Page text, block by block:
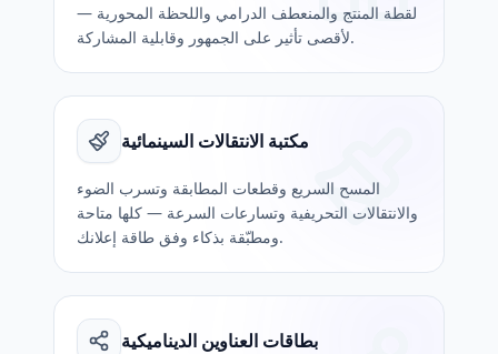
لقطة المنتج والمنعطف الدرامي واللحظة المحورية —
لأقصى تأثير على الجمهور وقابلية المشاركة.
مكتبة الانتقالات السينمائية
المسح السريع وقطعات المطابقة وتسرب الضوء
والانتقالات التحريفية وتسارعات السرعة — كلها متاحة
ومطبّقة بذكاء وفق طاقة إعلانك.
بطاقات العناوين الديناميكية